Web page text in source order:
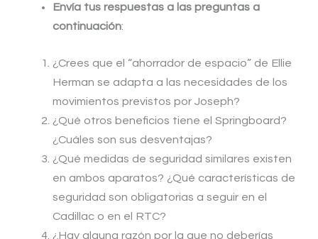
Envía tus respuestas a las preguntas a
continuación:
¿Crees que el “ahorrador de espacio” de Ellie
Herman se adapta a las necesidades de los
movimientos previstos por Joseph?
¿Qué otros beneficios tiene el Springboard?
¿Cuáles son sus desventajas?
¿Qué medidas de seguridad similares existen
en ambos aparatos? ¿Qué características de
seguridad son obligatorias a seguir en el
Cadillac o en el RTC?
¿Hay alguna razón por la que no deberías